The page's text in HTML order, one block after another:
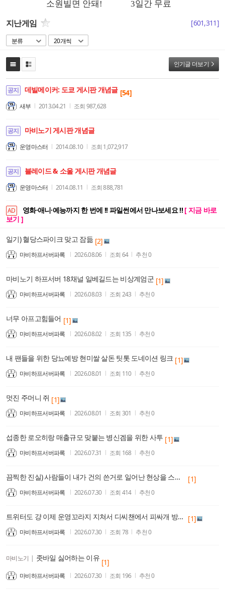
지난게임 [601,311]
분류 20개씩
인기글 더보기
공지 데빌메이커: 도쿄 게시판 개념글 [54]
새부 2013.04.21 조회 987,628
공지 마비노기 게시판 개념글
운영마스터 2014.08.10 조회 1,072,917
공지 블레이드 & 소울 게시판 개념글
운영마스터 2014.08.11 조회888,781
AD 영화·애니·예능까지 한 번에 !! 파일썬에서 만나보세요 !! [ 지금 바로
보기 ]
일기) 혈당스파이크 맞고 잠듦 [2]
마비하프서버파록 2026.08.06 조회 64 추천0
마비노기 하프서버 18채널 일베길드는 비상계엄군 [1]
마비하프서버파록 2026.08.03 조회 243 추천0
너무 아프고힘들어 [1]
마비하프서버파록 2026.08.02 조회 135 추천0
내 팬들을 위한 당뇨예방 현미쌀 살돈 팃톳 도네이션 링크 [1]
마비하프서버파록 2026.08.01 조회 110 추천0
멋진 주머니 쥐 [1]
마비하프서버파록 2026.08.01 조회 301 추천0
섭종한 로오히랑 매출규모 맞붙는 병신겜을 위한 사투 [1]
마비하프서버파록 2026.07.31 조회 168 추천0
끔찍한 진실) 사람들이 내가 건의 쓴거로 일어난 현상을 스킬추가 밸패 주기나 관리로 착각한다 [1]
마비하프서버파록 2026.07.30 조회 414 추천0
트위터도 걍 이제 운영꼬라지 지쳐서 디씨챈에서 피싸개 방역이라면서 억지 여자 배척 떡밥일으키는거 물지나 않으면 버틴다하네 [1]
마비하프서버파록 2026.07.30 조회 78 추천0
마비노기 | 좃바일 싫어하는 이유 [1]
마비하프서버파록 2026.07.30 조회 196 추천0